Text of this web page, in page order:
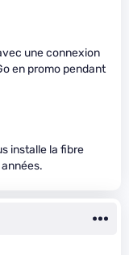
une connexion
en promo pendant
installe la fibre